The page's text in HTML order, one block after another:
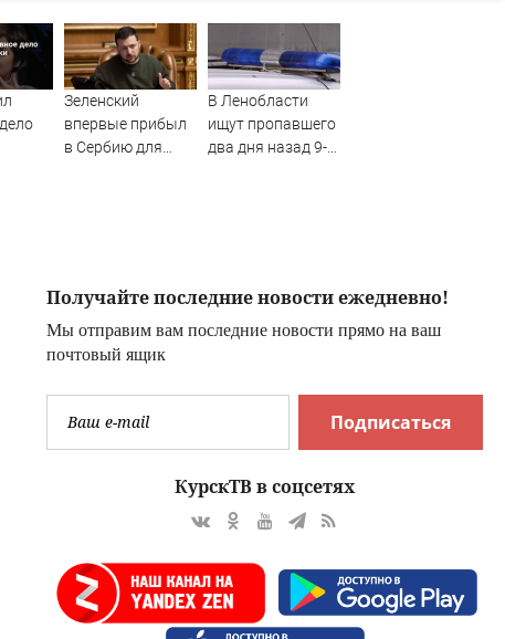
Зеленский
впервые прибыл
в Сербию для
В Ленобласти
ищут пропавшего
два дня назад 9-
Получайте последние новости ежедневно!
Мы отправим вам последние новости прямо на ваш
почтовый ящик
Подписаться
КурскТВ в соцсетях